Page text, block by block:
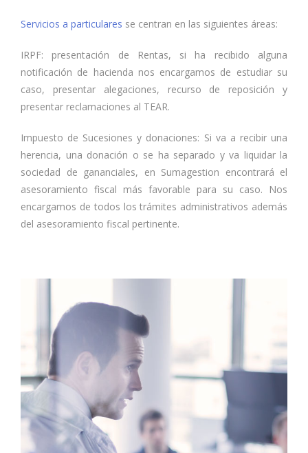
Servicios a particulares se centran en las siguientes áreas:
IRPF: presentación de Rentas, si ha recibido alguna
notificación de hacienda nos encargamos de estudiar su
caso, presentar alegaciones, recurso de reposición y
presentar reclamaciones al TEAR.
Impuesto de Sucesiones y donaciones: Si va a recibir una
herencia, una donación o se ha separado y va liquidar la
sociedad de gananciales, en Sumagestion encontrará el
asesoramiento fiscal más favorable para su caso. Nos
encargamos de todos los trámites administrativos además
del asesoramiento fiscal pertinente.